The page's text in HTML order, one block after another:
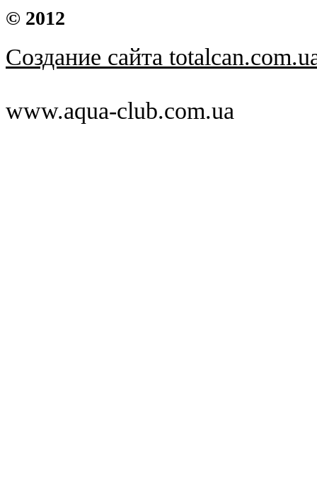
© 2012
Создание сайта
www.aqua-club.com.ua